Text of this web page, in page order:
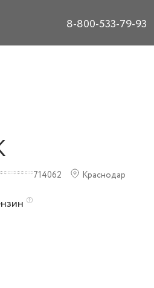
8-800-533-79-93
Краснодар